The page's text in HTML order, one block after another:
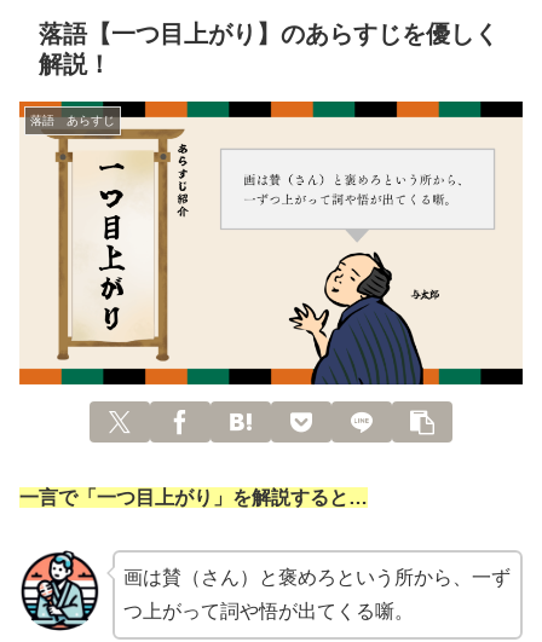
落語【一つ目上がり】のあらすじを優しく
解説！
落語 あらすじ
一言で「一つ目上がり」を解説すると…
画は賛（さん）と褒めろという所から、一ず
つ上がって詞や悟が出てくる噺。